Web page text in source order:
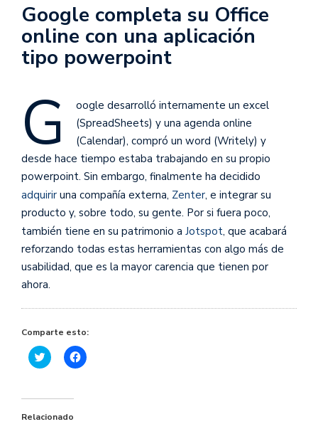
Google completa su Office
online con una aplicación
tipo powerpoint
G
oogle desarrolló internamente un excel
(SpreadSheets) y una agenda online
(Calendar), compró un word (Writely) y
desde hace tiempo estaba trabajando en su propio
powerpoint. Sin embargo, finalmente ha decidido
adquirir una compañía externa, Zenter, e integrar su
producto y, sobre todo, su gente. Por si fuera poco,
también tiene en su patrimonio a Jotspot, que acabará
reforzando todas estas herramientas con algo más de
usabilidad, que es la mayor carencia que tienen por
ahora.
Comparte esto:
Haz
clic
Twitter
abre
Haz
clic
Relacionado